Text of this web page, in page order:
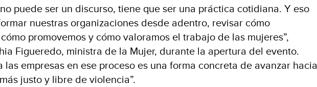
puede ser un discurso, tiene que ser una práctica cotidiana. Y eso
nuestras organizaciones desde adentro, revisar cómo
promovemos y cómo valoramos el trabajo de las mujeres”,
Figueredo, ministra de la Mujer, durante la apertura del evento.
las empresas en ese proceso es una forma concreta de avanzar hacia
justo y libre de violencia”.